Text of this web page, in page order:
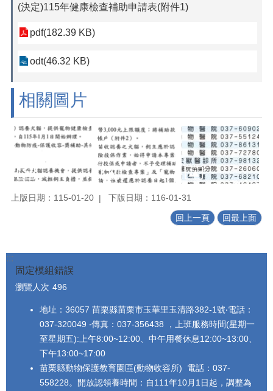
(決定)115年健康檢查補助申請表(附件1)
pdf(182.39 KB)
odt(46.32 KB)
相關圖片
上版日期：115-01-20 下版日期：116-01-31
回上一頁 回最上面
:::
固定模組錯誤
瀏覽人次 496
地址：36057 苗栗縣苗栗市玉華里玉清路382-1號‧電話：
037-320049 ‧傳真：037-356438 ，上班服務時間(星期一
至星期五):上午8:00~12:00、中午用餐休息12:00~13:00、
下午13:00~17:00
苗栗縣動物保護教育園區(動物收容所) 電話：037-
558228。開放認領養時間：自111年10月1日起，調整為